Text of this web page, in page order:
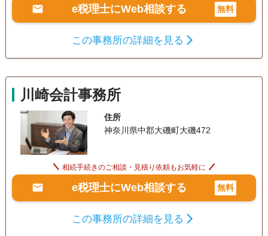
e税理士にWeb相談する 無料
この事務所の詳細を見る
川崎会計事務所
住所
神奈川県中郡大磯町大磯472
相続手続きのご相談・見積り依頼もお気軽に
e税理士にWeb相談する 無料
この事務所の詳細を見る